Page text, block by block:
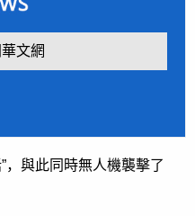
文網
，與此同時無人機襲擊了